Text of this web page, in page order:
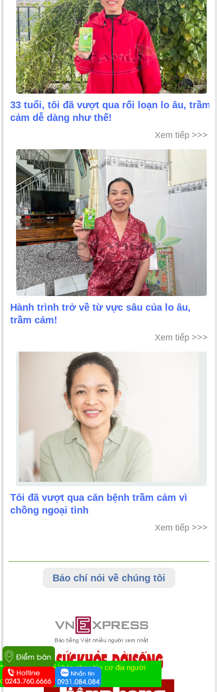
33 tuổi, tôi đã vượt qua rối loạn lo âu, trầm
cảm dễ dàng như thế!
Xem tiếp >>>
Hành trình trở về từ vực sâu của lo âu,
trầm cảm!
Xem tiếp >>>
Tôi đã vượt qua căn bệnh trầm cảm vì
chồng ngoại tình
Xem tiếp >>>
Báo chí nói về chúng tôi
* Tác dụng có thể khác nhau tùy cơ địa người
dùng